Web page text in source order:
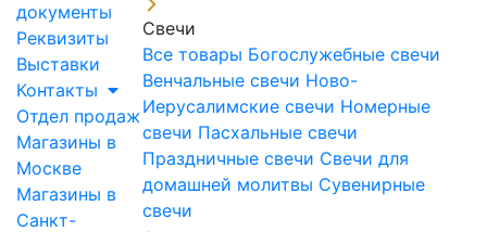
документы
Реквизиты
Выставки
Контакты
Отдел продаж
Магазины в
Москве
Магазины в
Санкт-
Свечи
Все товары Богослужебные свечи
Венчальные свечи Ново-
Иерусалимские свечи Номерные
свечи Пасхальные свечи
Праздничные свечи Свечи для
домашней молитвы Сувенирные
свечи